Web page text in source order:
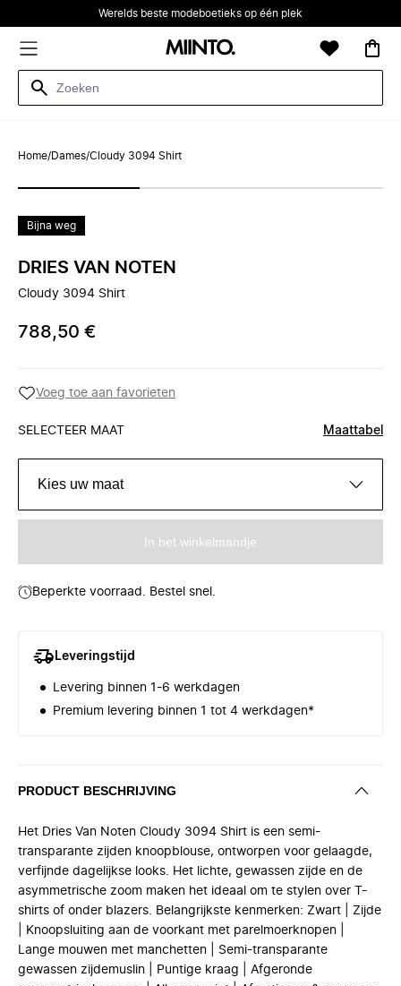
Werelds beste modeboetieks op één plek
Home/Dames/Cloudy 3094 Shirt
Bijna weg
DRIES VAN NOTEN
Cloudy 3094 Shirt
788,50 €
Voeg toe aan favorieten
SELECTEER MAAT Maattabel
Kies uw maat
In het winkelmandje
Beperkte voorraad. Bestel snel.
Leveringstijd
Levering binnen 1-6 werkdagen
Premium levering binnen 1 tot 4 werkdagen*
PRODUCT BESCHRIJVING
Het Dries Van Noten Cloudy 3094 Shirt is een semi-
transparante zijden knoopblouse, ontworpen voor gelaagde,
verfijnde dagelijkse looks. Het lichte, gewassen zijde en de
asymmetrische zoom maken het ideaal om te stylen over T-
shirts of onder blazers. Belangrijkste kenmerken: Zwart | Zijde
| Knoopsluiting aan de voorkant met parelmoerknopen |
Lange mouwen met manchetten | Semi-transparante
gewassen zijdemuslin | Puntige kraag | Afgeronde